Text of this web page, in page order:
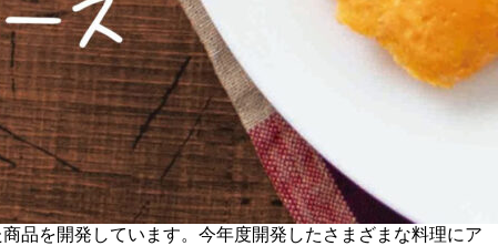
品を開発しています。今年度開発したさまざまな料理にア